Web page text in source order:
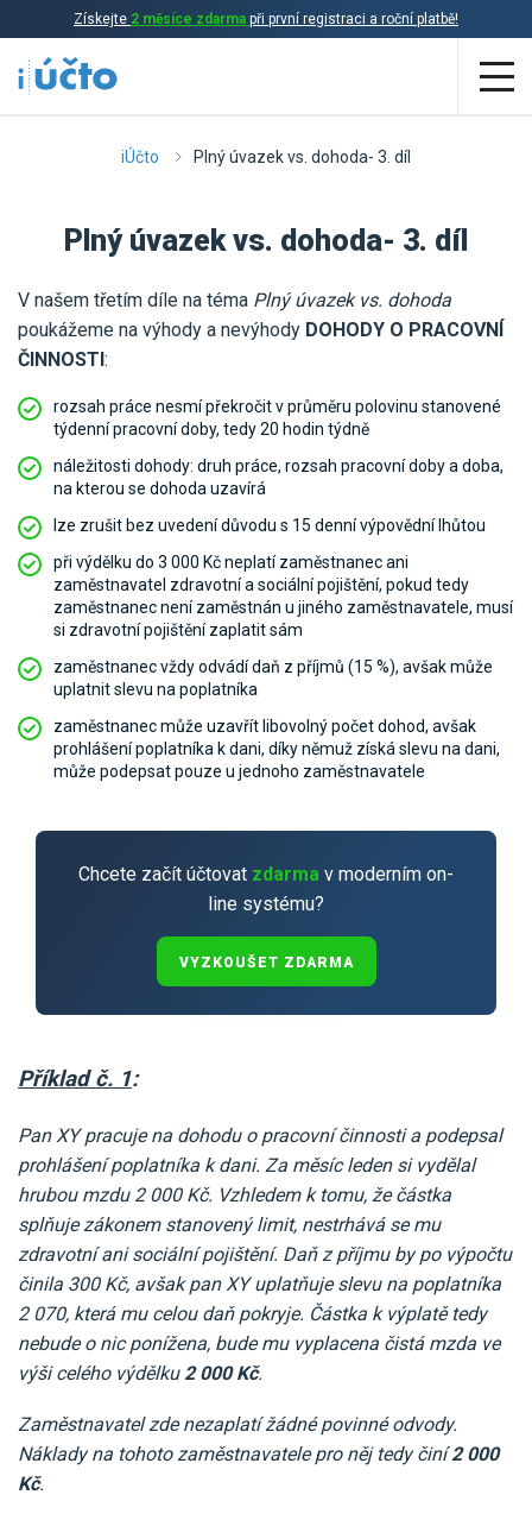
Získejte 2 měsíce zdarma při první registraci a roční platbě!
Aplikace
Fakturace
Online účetnictví
Online daňová evidence
Propojení s bankou
Účetní a manažerské reporty
One Stop Shop (OSS)
Všechny funkce
Ceník
Účetní služby
Pro uživatele iÚčto
Poptávka účetních služeb
Ceník účetních služeb
Pro koho je určené
Pro firmy
Pro živnostníky
Pro spolky Blog Kontakt
VYZKOUŠET ZDARMA PŘIHLÁSIT SE
iÚčto Plný úvazek vs. dohoda- 3. díl
Plný úvazek vs. dohoda- 3. díl
V našem třetím díle na téma Plný úvazek vs. dohoda
poukážeme na výhody a nevýhody DOHODY O PRACOVNÍ
ČINNOSTI:
rozsah práce nesmí překročit v průměru polovinu stanovené
týdenní pracovní doby, tedy 20 hodin týdně
náležitosti dohody: druh práce, rozsah pracovní doby a doba,
na kterou se dohoda uzavírá
lze zrušit bez uvedení důvodu s 15 denní výpovědní lhůtou
při výdělku do 3 000 Kč neplatí zaměstnanec ani
zaměstnavatel zdravotní a sociální pojištění, pokud tedy
zaměstnanec není zaměstnán u jiného zaměstnavatele, musí
si zdravotní pojištění zaplatit sám
zaměstnanec vždy odvádí daň z příjmů (15 %), avšak může
uplatnit slevu na poplatníka
zaměstnanec může uzavřít libovolný počet dohod, avšak
prohlášení poplatníka k dani, díky němuž získá slevu na dani,
může podepsat pouze u jednoho zaměstnavatele
Chcete začít účtovat zdarma v moderním on-
line systému?
VYZKOUŠET ZDARMA
Příklad č. 1:
Pan XY pracuje na dohodu o pracovní činnosti a podepsal
prohlášení poplatníka k dani. Za měsíc leden si vydělal
hrubou mzdu 2 000 Kč. Vzhledem k tomu, že částka
splňuje zákonem stanovený limit, nestrhává se mu
zdravotní ani sociální pojištění. Daň z příjmu by po výpočtu
činila 300 Kč, avšak pan XY uplatňuje slevu na poplatníka
2 070, která mu celou daň pokryje. Částka k výplatě tedy
nebude o nic ponížena, bude mu vyplacena čistá mzda ve
výši celého výdělku 2 000 Kč.
Zaměstnavatel zde nezaplatí žádné povinné odvody.
Náklady na tohoto zaměstnavatele pro něj tedy činí2 000
Kč.